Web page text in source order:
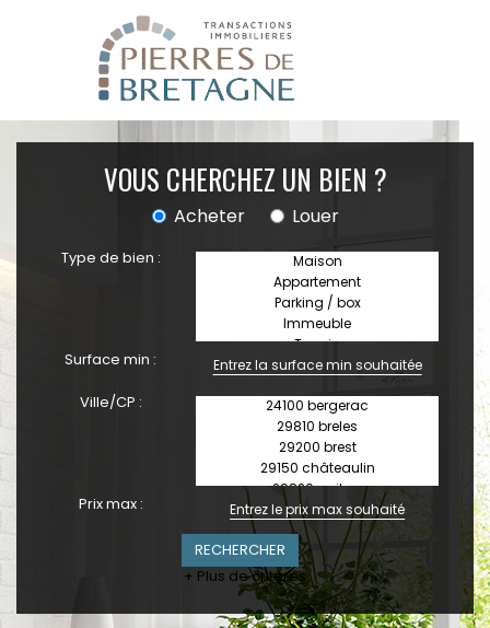
VOUS CHERCHEZ UN BIEN ?
Acheter Louer
Type de bien :
Surface min :
Ville/CP :
Prix max :
+ Plus de critères